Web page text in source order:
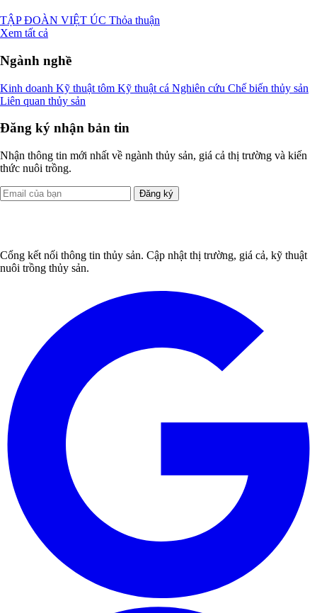
TẬP ĐOÀN VIỆT ÚC Thỏa thuận
Xem tất cả
Ngành nghề
Kinh doanh Kỹ thuật tôm Kỹ thuật cá Nghiên cứu Chế biến thủy sản
Liên quan thủy sản
Đăng ký nhận bản tin
Nhận thông tin mới nhất về ngành thủy sản, giá cả thị trường và kiến
thức nuôi trồng.
Đăng ký
Cổng kết nối thông tin thủy sản. Cập nhật thị trường, giá cả, kỹ thuật
nuôi trồng thủy sản.